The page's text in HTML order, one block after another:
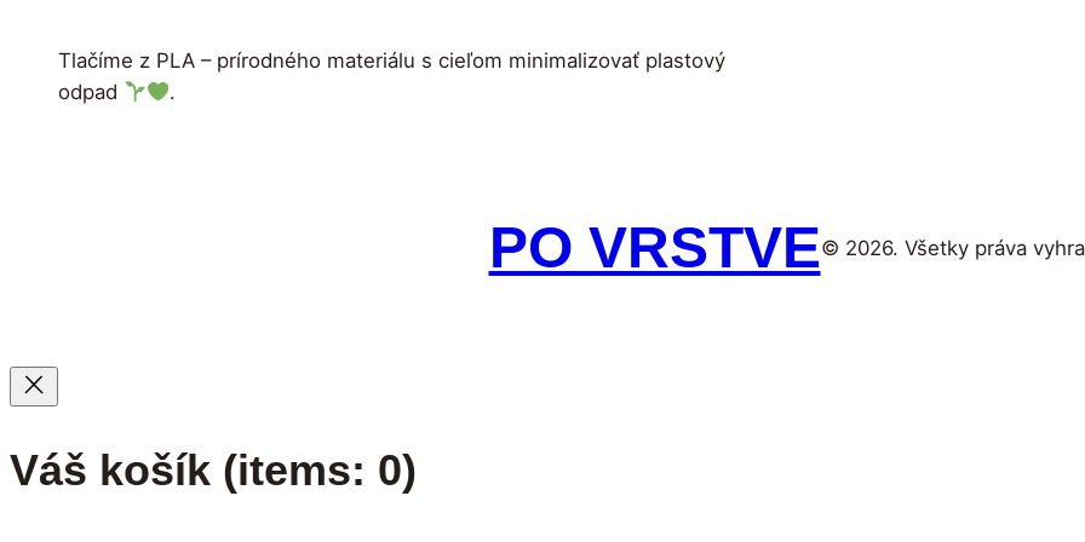
Tlačíme z PLA – prírodného materiálu s cieľom minimalizovať plastový
odpad
.
PO VRSTVE© 2026. Všetky práva
Váš košík (items: 0)